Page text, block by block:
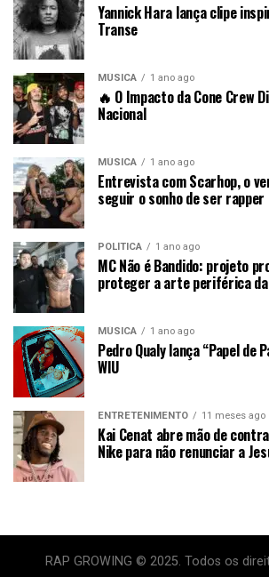
Yannick Hara lança clipe
Transe
MÚSICA 1 ano ago
🔥 O Impacto da Cone Crew
Nacional
MÚSICA 1 ano ago
Entrevista com Scarhop, o
seguir o sonho de ser rapper
POLÍTICA 1 ano ago
MC Não é Bandido: projeto
proteger a arte periférica
MÚSICA 1 ano ago
Pedro Qualy lança “Papel de
WIU
ENTRETENIMENTO 11 meses ago
Kai Cenat abre mão de
Nike para não renunciar a
RAP GROWING © 2025. Todos os